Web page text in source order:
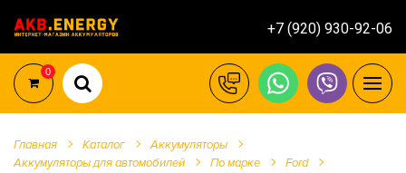
+7 (920) 930-92-06
0
Главная Каталог
Аккумуляторы
Аккумуляторы для автомобилей
По марке
Ford